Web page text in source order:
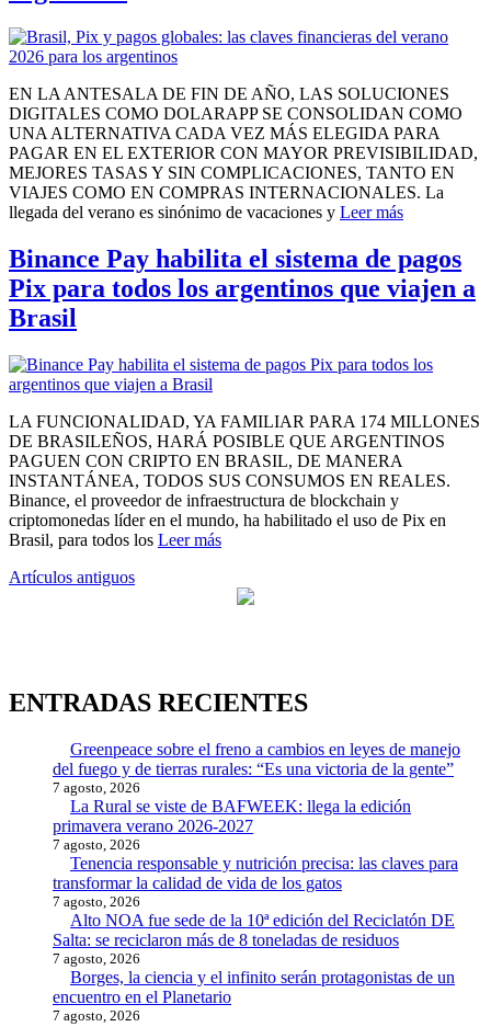
EN LA ANTESALA DE FIN DE AÑO, LAS SOLUCIONES
DIGITALES COMO DOLARAPP SE CONSOLIDAN COMO
UNA ALTERNATIVA CADA VEZ MÁS ELEGIDA PARA
PAGAR EN EL EXTERIOR CON MAYOR PREVISIBILIDAD,
MEJORES TASAS Y SIN COMPLICACIONES, TANTO EN
VIAJES COMO EN COMPRAS INTERNACIONALES. La
llegada del verano es sinónimo de vacaciones y Leer más
Binance Pay habilita el sistema de pagos
Pix para todos los argentinos que viajen a
Brasil
LA FUNCIONALIDAD, YA FAMILIAR PARA 174 MILLONES
DE BRASILEÑOS, HARÁ POSIBLE QUE ARGENTINOS
PAGUEN CON CRIPTO EN BRASIL, DE MANERA
INSTANTÁNEA, TODOS SUS CONSUMOS EN REALES.
Binance, el proveedor de infraestructura de blockchain y
criptomonedas líder en el mundo, ha habilitado el uso de Pix en
Brasil, para todos los Leer más
Navegación
Artículos antiguos
ENTRADAS RECIENTES
Greenpeace sobre el freno a cambios en leyes de manejo
del fuego y de tierras rurales: “Es una victoria de la gente”
7 agosto, 2026
La Rural se viste de BAFWEEK: llega la edición
primavera verano 2026-2027
7 agosto, 2026
Tenencia responsable y nutrición precisa: las claves para
transformar la calidad de vida de los gatos
7 agosto, 2026
Alto NOA fue sede de la 10ª edición del Reciclatón DE
Salta: se reciclaron más de 8 toneladas de residuos
7 agosto, 2026
Borges, la ciencia y el infinito serán protagonistas de un
encuentro en el Planetario
7 agosto, 2026